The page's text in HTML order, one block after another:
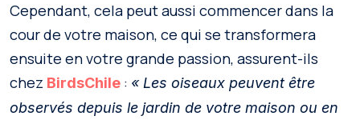
Cependant, cela peut aussi commencer dans la
cour de votre maison, ce qui se transformera
ensuite en votre grande passion, assurent-ils
chez BirdsChile : « Les oiseaux peuvent être
observés depuis le jardin de votre maison ou en